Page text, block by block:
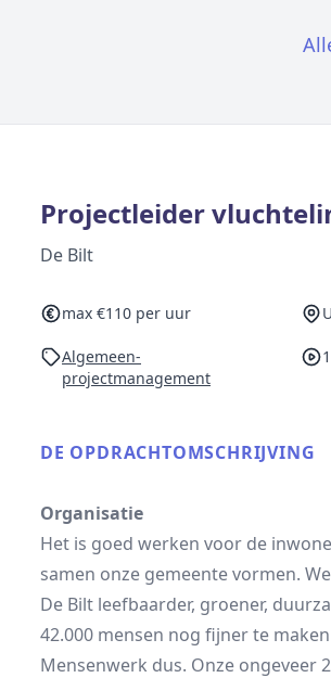
Projectleider
De Bilt
max €110 per uur
Algemeen-
projectmanagement
DE OPDRACHT­OMSCHRIJVING
Organisatie
Het is goed werken voor de
samen onze gemeente vormen.
De Bilt leefbaarder, groener,
42.000 mensen nog fijner te
Mensenwerk dus. Onze ongeveer